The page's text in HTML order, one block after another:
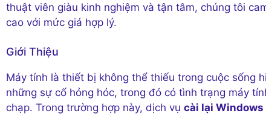
thuật viên giàu kinh nghiệm và tận tâm, chúng tôi
cao với mức giá hợp lý.
Giới Thiệu
Máy tính là thiết bị không thể thiếu trong cuộc sống
những sự cố hỏng hóc, trong đó có tình trạng máy
chạp. Trong trường hợp này, dịch vụ cài lại Windows